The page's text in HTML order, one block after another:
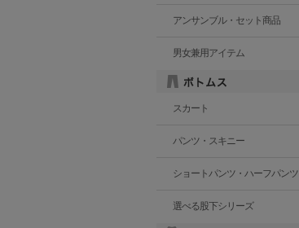
アンサンブル・セット商品
男女兼用アイテム
スカート
パンツ・スキニー
ショートパンツ・ハーフパンツ
選べる股下シリーズ